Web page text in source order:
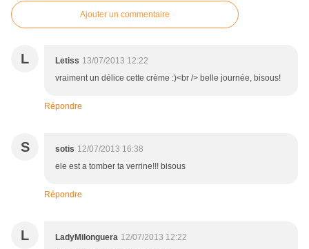
Ajouter un commentaire
L Letiss 13/07/2013 12:22
vraiment un délice cette crème :)<br /> belle journée, bisous!
Répondre
S sotis 12/07/2013 16:38
ele est a tomber ta verrine!!! bisous
Répondre
L LadyMilonguera 12/07/2013 12:22